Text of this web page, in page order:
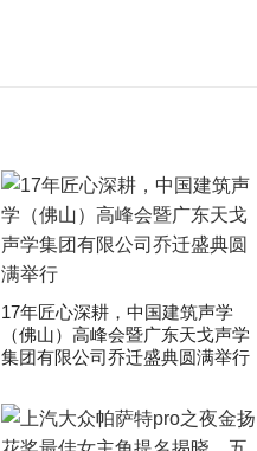
17年匠心深耕，中国建筑声学
（佛山）高峰会暨广东天戈声学
集团有限公司乔迁盛典圆满举行